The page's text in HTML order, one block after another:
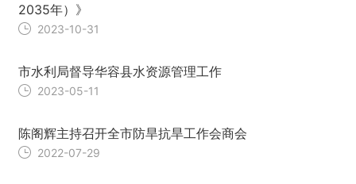
2035年）》
2023-10-31
市水利局督导华容县水资源管理工作
2023-05-11
陈阁辉主持召开全市防旱抗旱工作会商会
2022-07-29